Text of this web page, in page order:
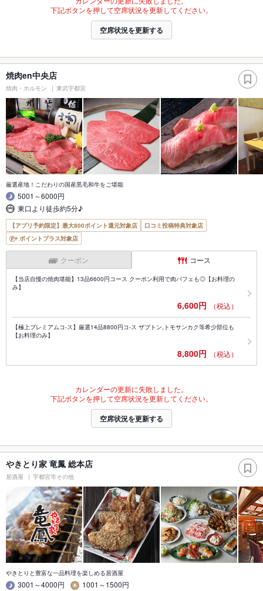
下記ボタンを押して空席状況を更新してください。
空席状況を更新する
焼肉en中央店
焼肉・ホルモン 東武宇都宮
厳選産地！こだわりの国産黒毛和牛をご堪能
5001～6000円
東口より徒歩約5分♪
【アプリ予約限定】最大800ポイント還元対象店
口コミ投稿特典対象店
ポイントプラス対象店
クーポン コース
【当店自慢の焼肉堪能】13品6600円コース クーポン利用で肉パフェも◎【お料理の
み】
6,600円 （税込）
【極上プレミアムコ-ス】厳選14品8800円コ-ス ザブトン,トモサンカク等希少部位も
【お料理のみ】
8,800円 （税込）
カレンダーの更新に失敗しました。
下記ボタンを押して空席状況を更新してください。
空席状況を更新する
やきとり家 竜鳳 総本店
居酒屋 宇都宮市その他
やきとりと豊富な一品料理を楽しめる居酒屋
3001～4000円
1001～1500円